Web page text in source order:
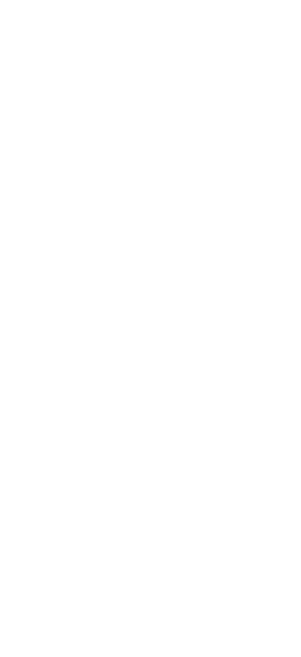
wykorzystanie zasobów
i dostępność oraz zapewnia